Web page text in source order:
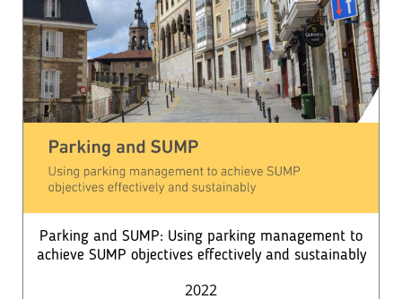
Parking and SUMP: Using parking management to
achieve SUMP objectives effectively and sustainably
2022